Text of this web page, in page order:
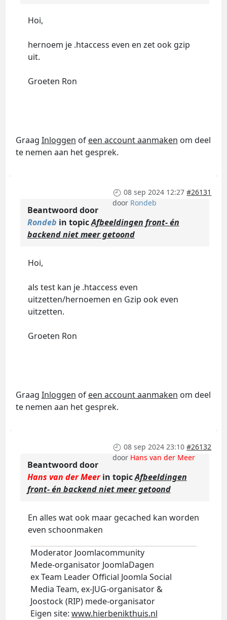
Hoi,
hernoem je .htaccess even en zet ook gzip
uit.
Groeten Ron
Graag Inloggen of een account aanmaken om deel
te nemen aan het gesprek.
08 sep 2024 12:27 #26131
door Rondeb
Beantwoord door
Rondeb in topicAfbeeldingen front- én
backend niet meer getoond
Hoi,
als test kan je .htaccess even
uitzetten/hernoemen en Gzip ook even
uitzetten.
Groeten Ron
Graag Inloggen of een account aanmaken om deel
te nemen aan het gesprek.
08 sep 2024 23:10 #26132
door Hans van der Meer
Beantwoord door
Hans van der Meerin topicAfbeeldingen
front- én backend niet meer getoond
En alles wat ook maar gecached kan worden
even schoonmaken
Moderator Joomlacommunity
Mede-organisator JoomlaDagen
ex Team Leader Official Joomla Social
Media Team, ex-JUG-organisator &
Joostock (RIP) mede-organisator
Eigen site: www.hierbenikthuis.nl